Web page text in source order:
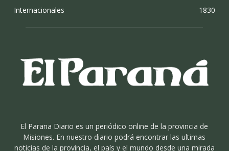
Internacionales
1830
El Parana Diario es un periódico online de la provincia de
Misiones. En nuestro diario podrá encontrar las ultimas
noticias de la provincia, el país y el mundo desde una mirada